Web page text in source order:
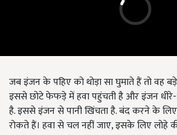
जब इंजन के पहिए को थोड़ा सा घुमाते हैं तो वह
इससे छोटे फेफड़े में हवा पहुंचती है और इंजन धीरे-
है. इससे इंजन से पानी खिंचता है. बंद करने के
रोकते हैं। हवा से चल नहीं जाए, इसके लिए लोहे